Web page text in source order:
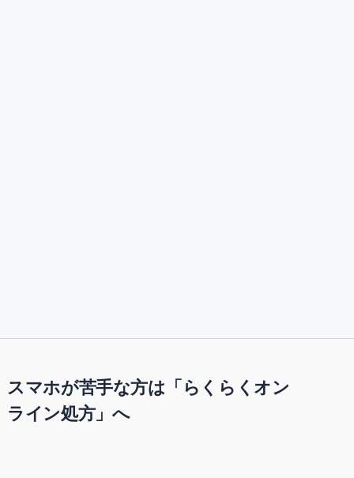
スマホが苦手な方は「らくらくオン
ライン処方」へ